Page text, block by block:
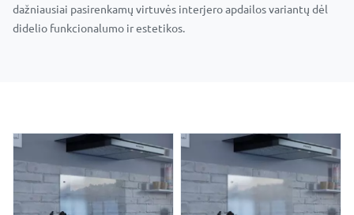
dažniausiai pasirenkamų virtuvės interjero apdailos variantų dėl
didelio funkcionalumo ir estetikos.